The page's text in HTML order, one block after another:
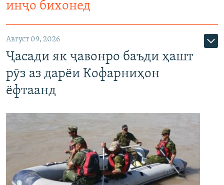
инҷо бихонед
Август 09, 2026
Ҷасади як ҷавонро баъди ҳашт
рӯз аз дарёи Кофарниҳон
ёфтаанд